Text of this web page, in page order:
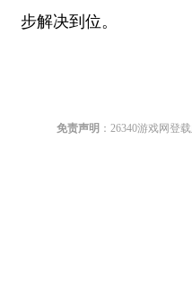
步解决到位。
免责声明 ：26340游戏网登